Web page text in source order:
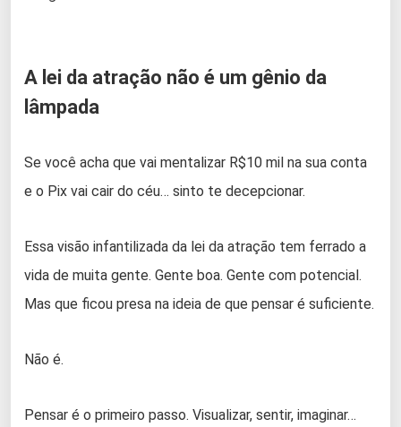
A lei da atração não é um gênio da
lâmpada
Se você acha que vai mentalizar R$10 mil na sua conta
e o Pix vai cair do céu… sinto te decepcionar.
Essa visão infantilizada da lei da atração tem ferrado a
vida de muita gente. Gente boa. Gente com potencial.
Mas que ficou presa na ideia de que pensar é suficiente.
Não é.
Pensar é o primeiro passo. Visualizar, sentir, imaginar…